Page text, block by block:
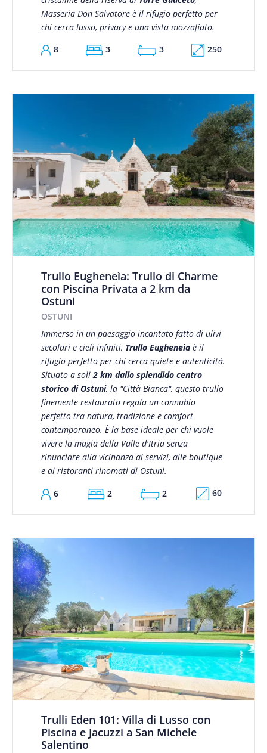
Masseria Don Salvatore è il rifugio perfetto per
chi cerca lusso, privacy e una vista mozzafiato.
8
3 3 250
Trullo Eugheneìa: Trullo di Charme
con Piscina Privata a 2 km da
Ostuni
OSTUNI
Immerso in un paesaggio incantato fatto di ulivi
secolari e cieli infiniti, Trullo Eugheneìaè il
rifugio perfetto per chi cerca quiete e autenticità.
Situato a soli2 km dallo splendido centro
storico di Ostuni, la "Città Bianca", questo trullo
finemente restaurato regala un connubio
perfetto tra natura, tradizione e comfort
contemporaneo. È la base ideale per chi vuole
vivere la magia della Valle d'Itria senza
rinunciare alla vicinanza ai servizi, alle boutique
e ai ristoranti rinomati di Ostuni.
6
2 2 60
Trulli Eden 101: Villa di Lusso con
Piscina e Jacuzzi a San Michele
Salentino